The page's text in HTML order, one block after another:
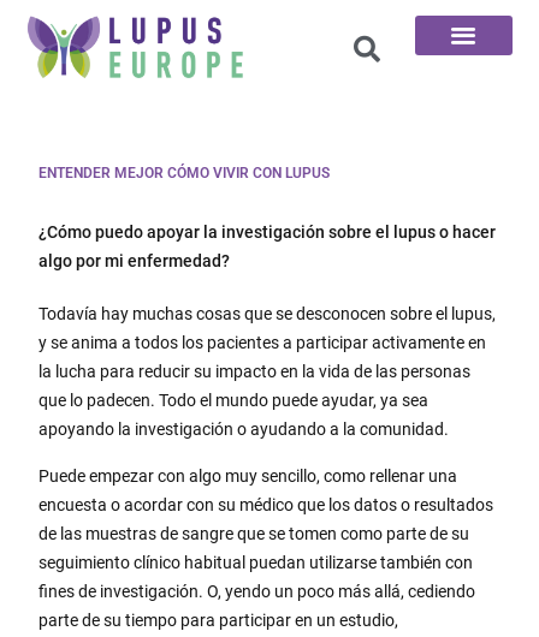
ENTENDER MEJOR CÓMO VIVIR CON LUPUS
¿Cómo puedo apoyar la investigación sobre el lupus o hacer
algo por mi enfermedad?
Todavía hay muchas cosas que se desconocen sobre el lupus,
y se anima a todos los pacientes a participar activamente en
la lucha para reducir su impacto en la vida de las personas
que lo padecen. Todo el mundo puede ayudar, ya sea
apoyando la investigación o ayudando a la comunidad.
Puede empezar con algo muy sencillo, como rellenar una
encuesta o acordar con su médico que los datos o resultados
de las muestras de sangre que se tomen como parte de su
seguimiento clínico habitual puedan utilizarse también con
fines de investigación. O, yendo un poco más allá, cediendo
parte de su tiempo para participar en un estudio,